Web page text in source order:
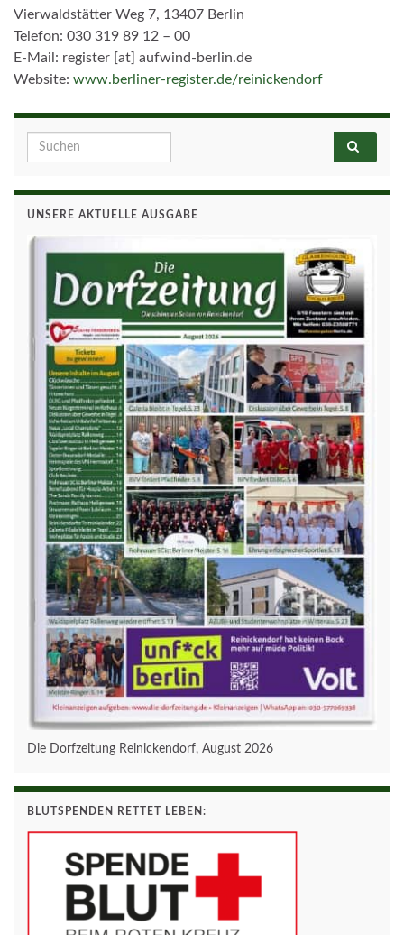
Vierwaldstätter Weg 7, 13407 Berlin
Telefon: 030 319 89 12 – 00
E-Mail: register [at] aufwind-berlin.de
Website: www.berliner-register.de/reinickendorf
Search for:
UNSERE AKTUELLE AUSGABE
Die Dorfzeitung Reinickendorf, August 2026
BLUTSPENDEN RETTET LEBEN: